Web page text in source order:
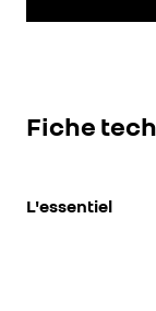
Fiche
L'essentiel